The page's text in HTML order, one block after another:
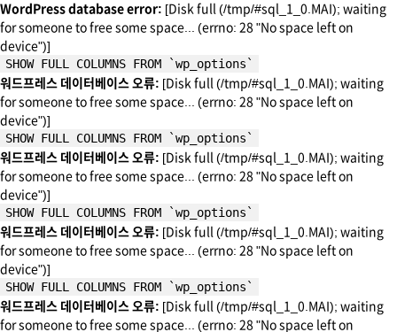
WordPress database error: [Disk full (/tmp/#sql_1_0.MAI); waiting
for someone to free some space... (errno: 28 "No space left on
device")]
SHOW FULL COLUMNS FROM `wp_options`
워드프레스 데이터베이스 오류: [Disk full (/tmp/#sql_1_0.MAI); waiting
for someone to free some space... (errno: 28 "No space left on
device")]
SHOW FULL COLUMNS FROM `wp_options`
워드프레스 데이터베이스 오류: [Disk full (/tmp/#sql_1_0.MAI); waiting
for someone to free some space... (errno: 28 "No space left on
device")]
SHOW FULL COLUMNS FROM `wp_options`
워드프레스 데이터베이스 오류: [Disk full (/tmp/#sql_1_0.MAI); waiting
for someone to free some space... (errno: 28 "No space left on
device")]
SHOW FULL COLUMNS FROM `wp_options`
워드프레스 데이터베이스 오류: [Disk full (/tmp/#sql_1_0.MAI); waiting
for someone to free some space... (errno: 28 "No space left on